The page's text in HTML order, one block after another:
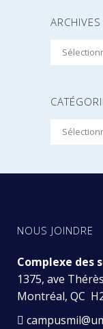
ARCHIVES
Archives
NOUS JOINDRE
Complexe des
1375, ave
Montréal, QC